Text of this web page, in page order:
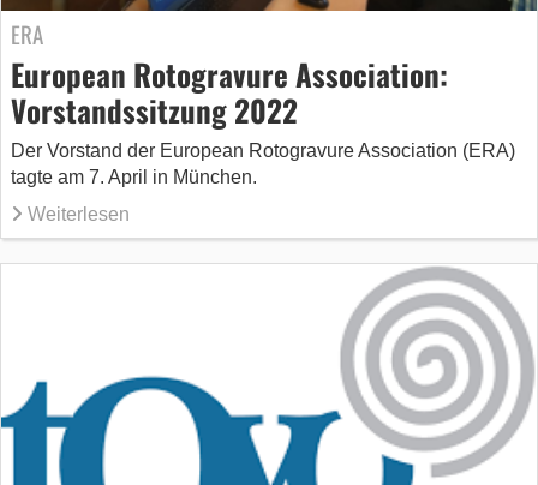
ERA
European Rotogravure Association:
Vorstandssitzung 2022
Der Vorstand der European Rotogravure Association (ERA)
tagte am 7. April in München.
Weiterlesen